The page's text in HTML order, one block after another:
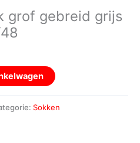
grof gebreid grijs
Sokken